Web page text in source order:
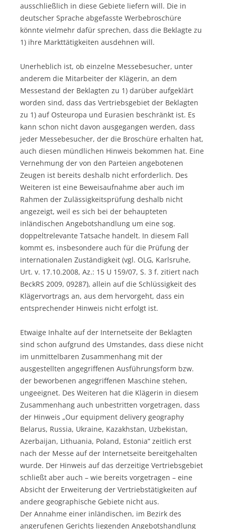
ausschließlich in diese Gebiete liefern will. Die in
deutscher Sprache abgefasste Werbebroschüre
könnte vielmehr dafür sprechen, dass die Beklagte zu
1) ihre Markttätigkeiten ausdehnen will.
Unerheblich ist, ob einzelne Messebesucher, unter
anderem die Mitarbeiter der Klägerin, an dem
Messestand der Beklagten zu 1) darüber aufgeklärt
worden sind, dass das Vertriebsgebiet der Beklagten
zu 1) auf Osteuropa und Eurasien beschränkt ist. Es
kann schon nicht davon ausgegangen werden, dass
jeder Messebesucher, der die Broschüre erhalten hat,
auch diesen mündlichen Hinweis bekommen hat. Eine
Vernehmung der von den Parteien angebotenen
Zeugen ist bereits deshalb nicht erforderlich. Des
Weiteren ist eine Beweisaufnahme aber auch im
Rahmen der Zulässigkeitsprüfung deshalb nicht
angezeigt, weil es sich bei der behaupteten
inländischen Angebotshandlung um eine sog.
doppeltrelevante Tatsache handelt. In diesem Fall
kommt es, insbesondere auch für die Prüfung der
internationalen Zuständigkeit (vgl. OLG, Karlsruhe,
Urt. v. 17.10.2008, Az.: 15 U 159/07, S. 3 f. zitiert nach
BeckRS 2009, 09287), allein auf die Schlüssigkeit des
Klägervortrags an, aus dem hervorgeht, dass ein
entsprechender Hinweis nicht erfolgt ist.
Etwaige Inhalte auf der Internetseite der Beklagten
sind schon aufgrund des Umstandes, dass diese nicht
im unmittelbaren Zusammenhang mit der
ausgestellten angegriffenen Ausführungsform bzw.
der beworbenen angegriffenen Maschine stehen,
ungeeignet. Des Weiteren hat die Klägerin in diesem
Zusammenhang auch unbestritten vorgetragen, dass
der Hinweis „Our equipment delivery geography
Belarus, Russia, Ukraine, Kazakhstan, Uzbekistan,
Azerbaijan, Lithuania, Poland, Estonia” zeitlich erst
nach der Messe auf der Internetseite bereitgehalten
wurde. Der Hinweis auf das derzeitige Vertriebsgebiet
schließt aber auch – wie bereits vorgetragen – eine
Absicht der Erweiterung der Vertriebstätigkeiten auf
andere geographische Gebiete nicht aus.
Der Annahme einer inländischen, im Bezirk des
angerufenen Gerichts liegenden Angebotshandlung